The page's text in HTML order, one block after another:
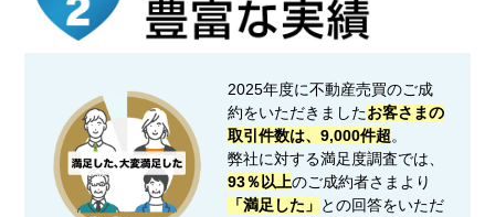
2025年度に不動産売買のご成
約をいただきましたお客さまの
取引件数は、9,000件超。
弊社に対する満足度調査では、
93％以上のご成約者さまより
「満足した」 との回答をいただ